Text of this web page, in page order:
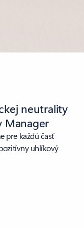
neutrality
Manager
pre každú časť
uhlíkový